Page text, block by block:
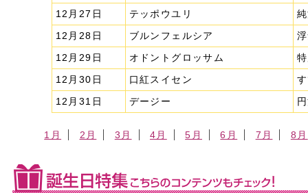
12月27日
テッポウユリ
12月28日
ブルンフェルシア
12月29日
オドントグロッサム
12月30日
口紅スイセン
12月31日
デージー
1月 2月 3月 4月 5月 6月 7月 8月